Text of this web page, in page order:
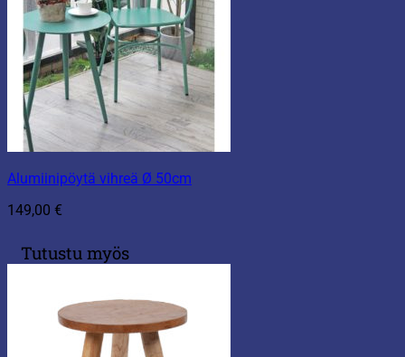
Alumiinipöytä vihreä Ø 50cm
149,00 €
Tutustu myös